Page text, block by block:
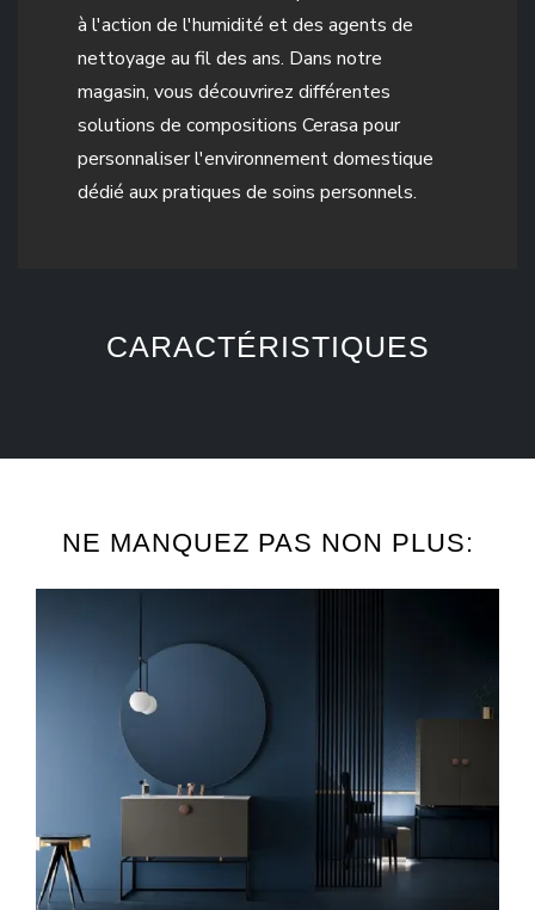
à l'action de l'humidité et des agents de
nettoyage au fil des ans. Dans notre
magasin, vous découvrirez différentes
solutions de compositions Cerasa pour
personnaliser l'environnement domestique
dédié aux pratiques de soins personnels.
CARACTÉRISTIQUES
NE MANQUEZ PAS NON PLUS: